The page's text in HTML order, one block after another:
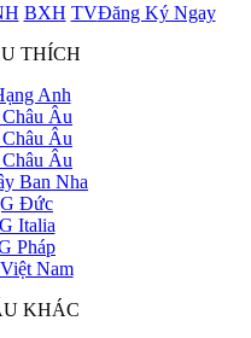
BXH TVĐăng Ký Ngay
x
THÍCH
Anh
Âu
Âu
Âu
Ban Nha
Đức
Italia
Pháp
Nam
KHÁC